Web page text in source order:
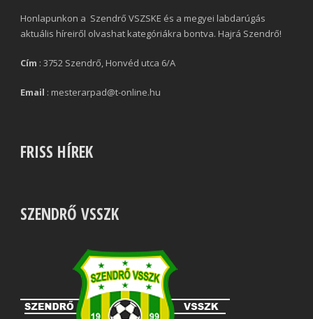
Honlapunkon a Szendrő VSZSKE és a megyei labdarúgás
aktuális híreiről olvashat kategóriákra bontva. Hajrá Szendrő!
Cím : 3752 Szendrő, Honvéd utca 6/A
Email : mesterarpad@t-online.hu
FRISS HÍREK
SZENDRŐ VSSZK